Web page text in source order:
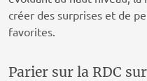
créer des surprises et de
favorites.
Parier sur la RDC